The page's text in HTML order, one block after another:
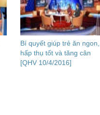
Bí quyết giúp trẻ ăn ngon,
hấp thụ tốt và tăng cân
[QHV 10/4/2016]